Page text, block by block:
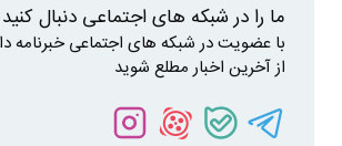
ما را در شبکه های اجتماعی دنبال کنید
با عضویت در شبکه های اجتماعی خبرنامه
از آخرین اخبار مطلع شوید